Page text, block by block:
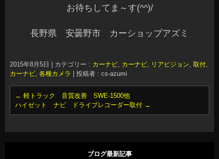
お待ちしてま～す(^^)/
長野県 安曇野市 カーショップアズミ
2015年8月5日 カテゴリー : カーナビ, カーナビ, リアビジョン, 取付,
カーナビ, 各種カメラ
投稿者 : cs-azumi
← 軽トラック 音質改善 SWE-1500他
ハイゼット ナビ ドライブレコーダー取付 →
ブログ最新記事